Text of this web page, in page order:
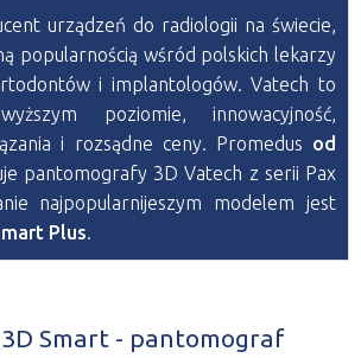
urządzeń do radiologii na świecie,
popularnością wśród polskich lekarzy
i implantologów. Vatech to
poziomie, innowacyjność,
i rozsądne ceny. Promedus od
pantomografy 3D Vatech z serii Pax
najpopularnijeszym modelem jest
Plus.
Smart - pantomograf